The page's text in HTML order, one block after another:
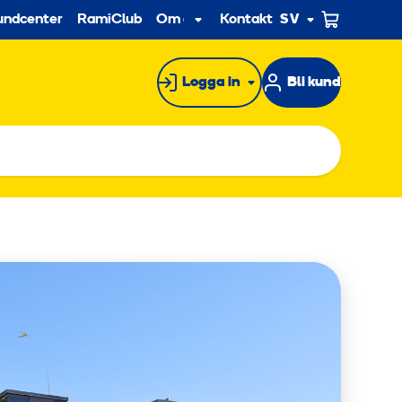
RamiClub Om ossUndermeny
Kontakt SV
Logga in Bli kund